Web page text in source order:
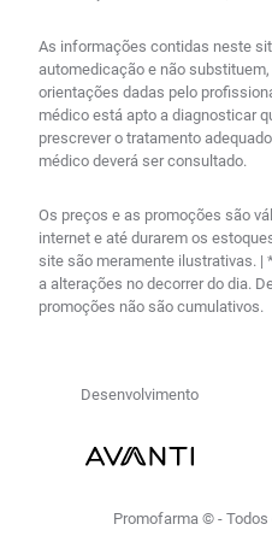
As informações contidas neste
automedicação e não
orientações dadas pelo
médico está apto a diagnosticar
prescrever o tratamento
médico deverá ser consultado.
Os preços e as promoções são
internet e até durarem os
site são meramente ilustrativas. |
a alterações no decorrer do dia.
promoções não são cumulativos.
Desenvolvimento
Promofarma © -